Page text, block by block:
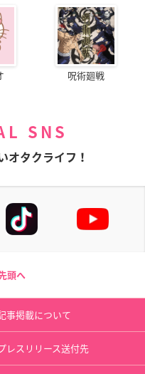
呪術廻戦
SNS
オタクライフ！
頭へ
事掲載について
レスリリース送付先